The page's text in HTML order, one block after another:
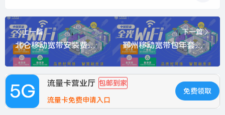
上一篇
北仑移动宽带安装费用标准表，推荐移动500包两年600元
下一篇
鄞州移动宽带包年套餐多少钱？特惠移动500兆包年350元
流量卡营业厅 包邮到家
流量卡免费申请入口
免费领取